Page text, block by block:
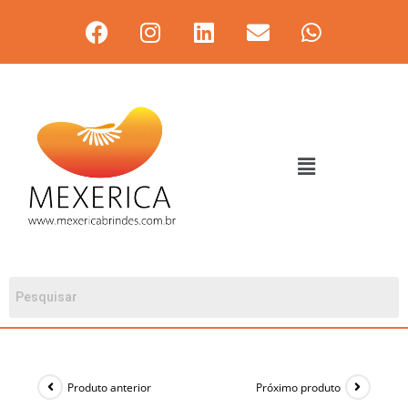
Produto anterior Próximo produto